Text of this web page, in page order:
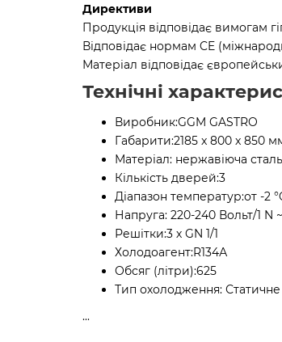
Директиви
Продукція відповідає вимогам
Відповідає нормам CE
Матеріал відповідає
Технічні
Виробник:GGM GASTRO
Габарити:2185 x 800 x 850
Матеріал: нержавіюча сталь
Кількість дверей:3
Діапазон температур:от -2
Напруга: 220-240 Вольт/1 N
Решітки:3 х GN 1/1
Холодоагент:R134А
Обсяг (літри):625
Тип охолодження: Статичне
...